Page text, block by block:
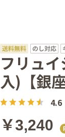
フリュ
入)【銀
4.6
￥3,240